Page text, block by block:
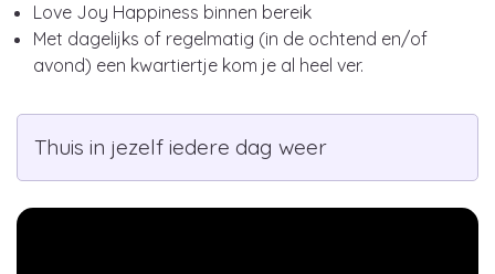
Love Joy Happiness binnen bereik
Met dagelijks of regelmatig (in de ochtend en/of
avond) een kwartiertje kom je al heel ver.
Thuis in jezelf iedere dag weer